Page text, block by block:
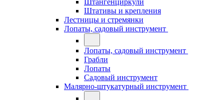
Штангенциркули
Штативы и крепления
Лестницы и стремянки
Лопаты, садовый инструмент
Лопаты, садовый инструмент
Грабли
Лопаты
Садовый инструмент
Малярно-штукатурный инструмент